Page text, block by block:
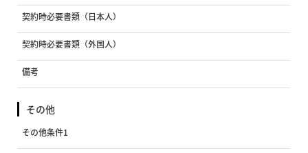
契約時必要書類（日本人）
契約時必要書類（外国人）
備考
その他
その他条件1